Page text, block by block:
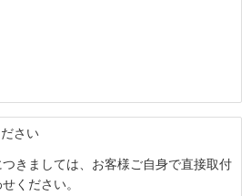
さい
きましては、お客様ご自身で直接取付
ください。